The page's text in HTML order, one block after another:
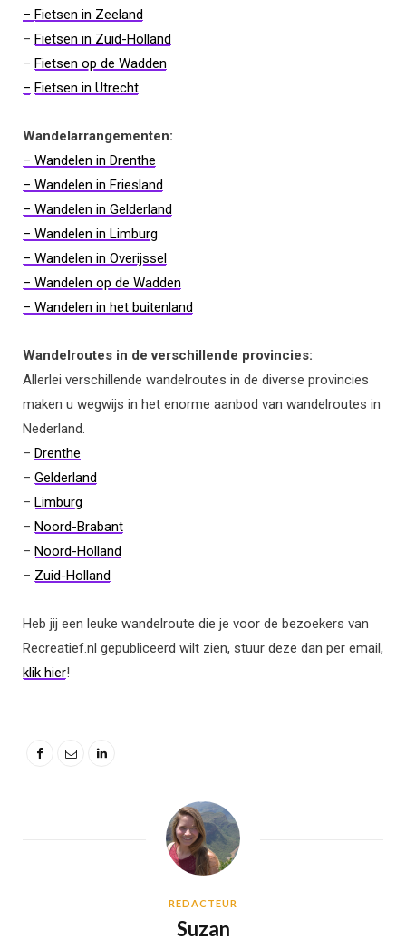
– Fietsen in Zeeland
– Fietsen in Zuid-Holland
– Fietsen op de Wadden
– Fietsen in Utrecht
Wandelarrangementen:
– Wandelen in Drenthe
– Wandelen in Friesland
– Wandelen in Gelderland
– Wandelen in Limburg
– Wandelen in Overijssel
– Wandelen op de Wadden
– Wandelen in het buitenland
Wandelroutes in de verschillende provincies:
Allerlei verschillende wandelroutes in de diverse provincies
maken u wegwijs in het enorme aanbod van wandelroutes in
Nederland.
– Drenthe
– Gelderland
– Limburg
– Noord-Brabant
– Noord-Holland
– Zuid-Holland
Heb jij een leuke wandelroute die je voor de bezoekers van
Recreatief.nl gepubliceerd wilt zien, stuur deze dan per email,
klik hier!
REDACTEUR
Suzan